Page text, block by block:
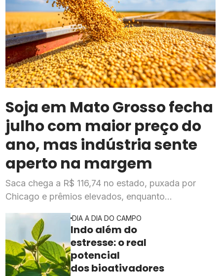
Soja em Mato Grosso fecha
julho com maior preço do
ano, mas indústria sente
aperto na margem
Saca chega a R$ 116,74 no estado, puxada por
Chicago e prêmios elevados, enquanto
rentabilidade
DIA A DIA DO CAMPO
Indo além do
estresse: o real
potencial
dos bioativadores